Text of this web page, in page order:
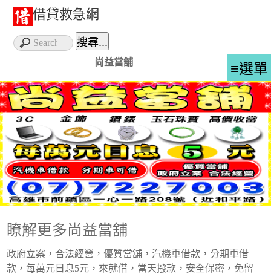
借貸救急網
≡選單
尚益當舖
瞭解更多尚益當舖
政府立案，合法經營，優質當舖，汽機車借款，分期車借
款，每萬元日息5元，來就借，當天撥款，安全保密，免留